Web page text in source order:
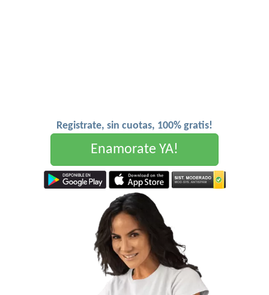
Registrate, sin cuotas, 100% gratis!
Enamorate YA!